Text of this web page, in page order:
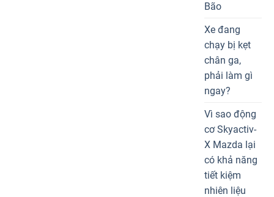
Bão
Xe đang
chạy bị kẹt
chân ga,
phải làm gì
ngay?
Vì sao động
cơ Skyactiv-
X Mazda lại
có khả năng
tiết kiệm
nhiên liệu